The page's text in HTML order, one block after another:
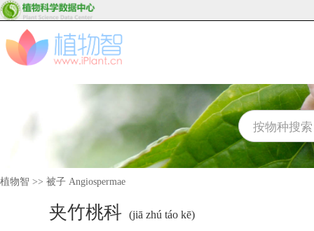
植物智 >> 被子 Angiospermae
夹竹桃科 (jiā zhú táo kē)